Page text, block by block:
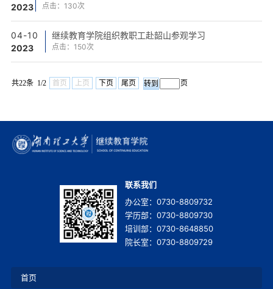
2023
点击： 130次
04-10
2023
继续教育学院组织教职工赴韶山参观学习
点击： 150次
共22条 1/2 首页 上页 下页 尾页 页
联系我们
办公室：0730-8809732
学历部：0730-8809730
培训部：0730-8648850
院长室：0730-8809729
首页